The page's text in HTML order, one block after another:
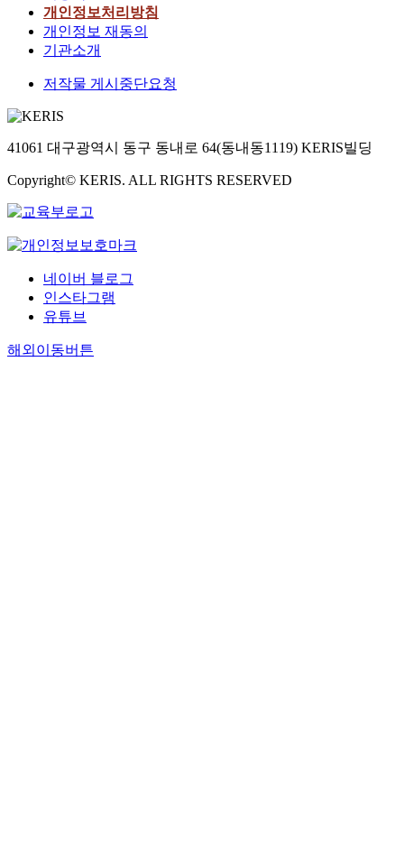
개인정보처리방침
개인정보 재동의
기관소개
저작물 게시중단요청
41061 대구광역시 동구 동내로 64(동내동1119) KERIS빌딩
Copyright© KERIS. ALL RIGHTS RESERVED
네이버 블로그
인스타그램
유튜브
해외이동버튼